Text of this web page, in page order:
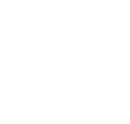
(nagibna i rotirajuća)